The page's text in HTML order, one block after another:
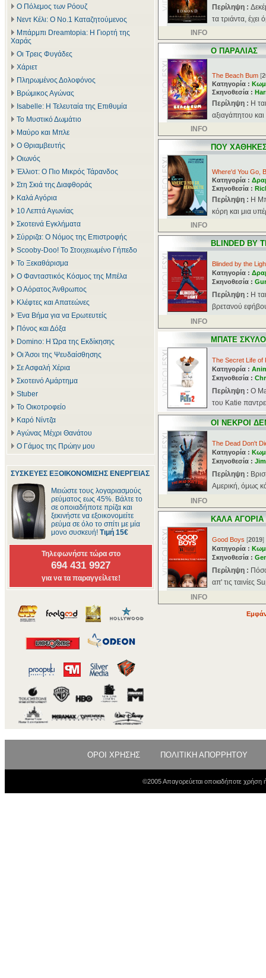
Ο Πόλεμος των Ρόουζ
Νεντ Κέλι: Ο Νο.1 Καταζητούμενος
Μπάρμπι Dreamtopia: Η Γιορτή της
Χαράς
Οι Τρεις Φυγάδες
Χάριετ
Πληρωμένος Δολοφόνος
Βρώμικος Αγώνας
Isabelle: Η Τελευταία της Επιθυμία
Το Μυστικό Δωμάτιο
Μαύρο και Μπλε
Ο Θριαμβευτής
Οιωνός
Έλλιοτ: Ο Πιο Μικρός Τάρανδος
Στη Σκιά της Διαφθοράς
Καλά Αγόρια
10 Λεπτά Αγωνίας
Σκοτεινά Εγκλήματα
Σύρριζα: Ο Νόμος της Επιστροφής
Scooby-Doo! Το Στοιχειωμένο Γήπεδο
Το Ξεκαθάρισμα
Ο Φανταστικός Κόσμος της Μπέλα
Ο Αόρατος Άνθρωπος
Κλέφτες και Απατεώνες
Ένα Βήμα για να Ερωτευτείς
Πόνος και Δόξα
Domino: Η Ώρα της Εκδίκησης
Οι Άσοι της Ψευδαίσθησης
Σε Ασφαλή Χέρια
Σκοτεινό Αμάρτημα
Stuber
Το Οικοτροφείο
Καρό Νίντζα
Αγώνας Μέχρι Θανάτου
Ο Γάμος της Πρώην μου
ΣΥΣΚΕΥΕΣ ΕΞΟΙΚΟΝΟΜΙΣΗΣ ΕΝΕΡΓΕΙΑΣ
Μειώστε τους λογαριασμούς
ρεύματος εως 45%. Βάλτε το
σε οποιαδήποτε πρίζα και
ξεκινήστε να εξοικονομείτε
ρεύμα σε όλο το σπίτι με μία
μονο συσκευή! Τιμή 15€
Τηλεφωνήστε τώρα στο
694 431 9927
για να τα παραγγείλετε!
Περίληψη :
τα τριάντα,
INFO
Ο ΠΑΡΑΛΙΑΣ
The Beach Bum [
Κατηγορία :
Σκηνοθεσία :
Περίληψη : Η
αξιαγάπητου
INFO
ΠΟΥ
Where'd You Go,
Κατηγορία :
Σκηνοθεσία :
Περίληψη : Η
κόρη και μια
INFO
BLINDED BY
Blinded by the
Κατηγορία :
Σκηνοθεσία :
Περίληψη : Η
βρετανού
INFO
ΜΠΑΤΕ
The Secret Life of
Κατηγορία :
Σκηνοθεσία :
Περίληψη : Ο
του Katie
ΟΙ ΝΕΚΡΟΙ
The Dead Don't
Κατηγορία :
Σκηνοθεσία :
Περίληψη :
Αμερική, όμως
INFO
ΚΑΛΑ ΑΓΟΡΙΑ
Good Boys [2019]
Κατηγορία :
Σκηνοθεσία :
Περίληψη :
απ' τις ταινίες
INFO
ΟΡΟΙ ΧΡΗΣΗΣ ΠΟΛΙΤΙΚΗ ΑΠΟΡΡΗΤΟΥ
©2005 Απαγορεύεται οποιαδήποτε χρήση